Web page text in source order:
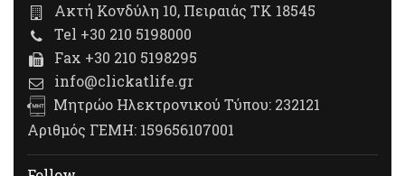
Ακτή Κονδύλη 10, Πειραιάς ΤΚ 18545
Tel +30 210 5198000
Fax +30 210 5198295
info@clickatlife.gr
Μητρώο Ηλεκτρονικού Τύπου: 232121
Αριθμός ΓΕΜΗ: 159656107001